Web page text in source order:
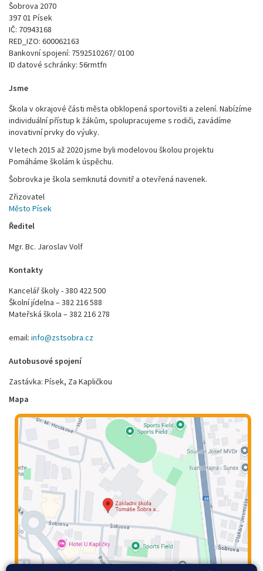
Šobrova 2070
397 01 Písek
IČ: 70943168
RED_IZO: 600062163
Bankovní spojení: 7592510267/ 0100
ID datové schránky: 56rmtfn
Jsme
Škola v okrajové části města obklopená sportovišti a zelení. Nabízíme
individuální přístup k žákům, spolupracujeme s rodiči, zavádíme
inovativní prvky do výuky.
V letech 2015 až 2020 jsme byli modelovou školou projektu
Pomáháme školám k úspěchu.
Šobrovka je škola semknutá dovnitř a otevřená navenek.
Zřizovatel
Město Písek
Ředitel
Mgr. Bc. Jaroslav Volf
Kontakty
Kancelář školy - 380 422 500
Školní jídelna – 382 216 588
Mateřská škola – 382 216 278
email: info@zstsobra.cz
Autobusové spojení
Zastávka: Písek, Za Kapličkou
Mapa